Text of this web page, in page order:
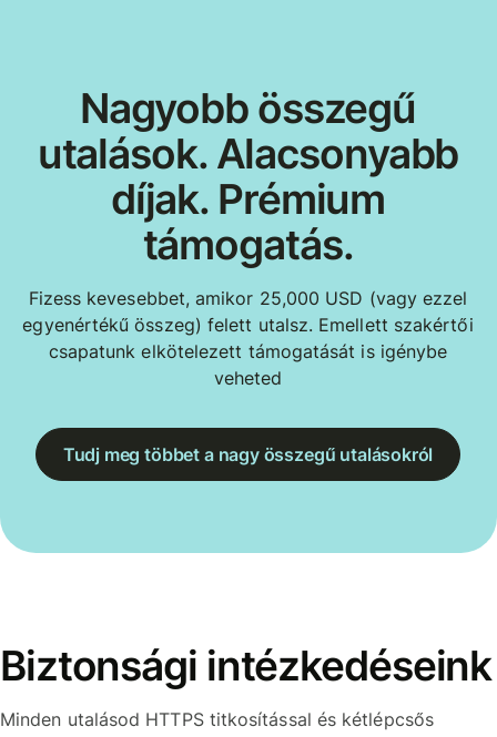
Nagyobb összegű
utalások. Alacsonyabb
díjak. Prémium
támogatás.
Fizess kevesebbet, amikor 25,000 USD (vagy ezzel
egyenértékű összeg) felett utalsz. Emellett szakértői
csapatunk elkötelezett támogatását is igénybe
veheted
Tudj meg többet a nagy összegű utalásokról
Biztonsági intézkedéseink
Minden utalásod HTTPS titkosítással és kétlépcsős